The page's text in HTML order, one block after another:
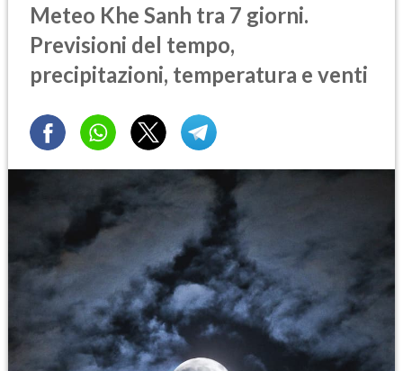
Meteo Khe Sanh tra 7 giorni.
Previsioni del tempo,
precipitazioni, temperatura e venti